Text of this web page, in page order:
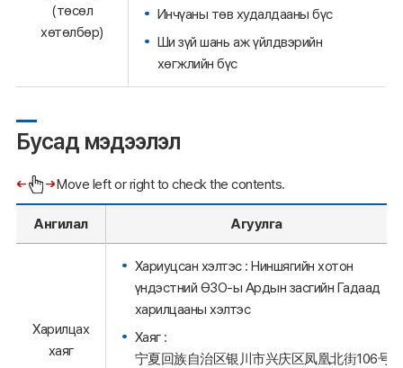
(төсөл
хөтөлбөр)
Инчүаны төв худалдааны бүс
Ши зүй шань аж үйлдвэрийн
хөгжлийн бүс
Бусад мэдээлэл
Move left or right to check the contents.
Ангилал Агуулга
Харилцах
хаяг
Хариуцсан хэлтэс : Ниншягийн хотон
үндэстний ӨЗО-ы Ардын засгийн Гадаад
харилцааны хэлтэс
Хаяг :
宁夏回族自治区银川市兴庆区凤凰北街106号